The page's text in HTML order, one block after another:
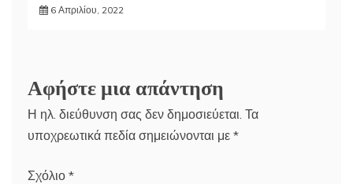
6 Απριλίου, 2022
Αφήστε μια απάντηση
Η ηλ. διεύθυνση σας δεν δημοσιεύεται. Τα
υποχρεωτικά πεδία σημειώνονται με *
Σχόλιο *